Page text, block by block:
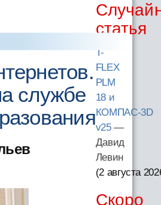
службе
статья
T-
FLEX
PLM
18 и
КОМПАС-3D
v25—
Давид
Левин
(2 августа
Скоро